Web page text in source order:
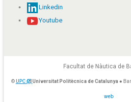
Linkedin
Youtube
Facultat de Nàutica de
© UPC Universitat Politècnica de Catalunya ●
web